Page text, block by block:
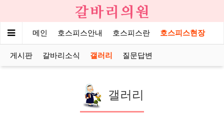
메인 호스피스안내 호스피스란 호스피스현장
게시판 갈바리소식 갤러리 질문답변
갤러리